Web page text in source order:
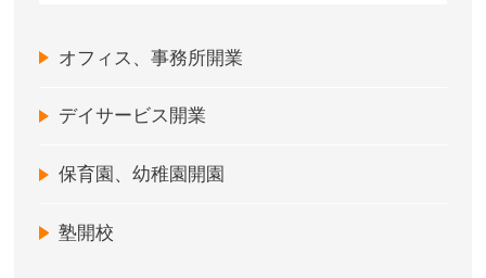
オフィス、事務所開業
デイサービス開業
保育園、幼稚園開園
塾開校